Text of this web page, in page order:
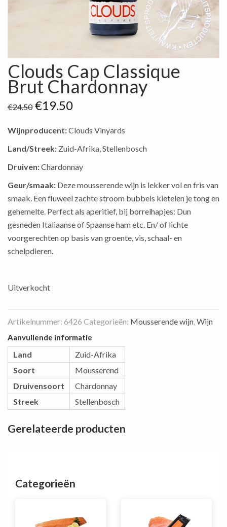
Clouds Cap Classique
Brut Chardonnay
€24.50 Oorspronkelijke
was:
€24.50.
€19.50Huidige
is:
€19.50.
Wijnproducent:Clouds Vinyards
Land/Streek: Zuid-Afrika, Stellenbosch
Druiven:Chardonnay
Geur/smaak: Deze mousserende wijn is lekker vol en fris van
smaak. Een fluweel zachte stroom bubbels kietelen je tong en
gehemelte. Perfect als aperitief, bij borrelhapjes: Dun
gesneden Italiaanse of Spaanse ham etc. En/ of lichte
voorgerechten op basis van groente, vis, schaal- en
schelpdieren.
Uitverkocht
Artikelnummer: 6426 Categorieën: Mousserende wijn,Wijn
Aanvullende informatie
Land
Zuid-Afrika
Soort
Mousserend
Druivensoort
Chardonnay
Streek
Stellenbosch
Gerelateerde producten
Categorieën